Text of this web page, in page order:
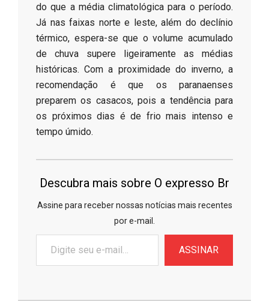
do que a média climatológica para o período.
Já nas faixas norte e leste, além do declínio
térmico, espera-se que o volume acumulado
de chuva supere ligeiramente as médias
históricas. Com a proximidade do inverno, a
recomendação é que os paranaenses
preparem os casacos, pois a tendência para
os próximos dias é de frio mais intenso e
tempo úmido.
Descubra mais sobre O expresso Br
Assine para receber nossas notícias mais recentes
por e-mail.
seu
e-
ASSINAR
2026-